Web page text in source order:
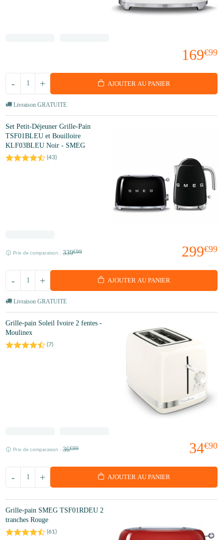
169€99
+
- AJOUTER AU PANIER
Livraison GRATUITE
Set Petit-Déjeuner Grille-Pain
TSF01BLEU et Bouilloire
KLF03BLEU Noir - SMEG
(43)
299€99
Prix de comparaison : 339€99
+
- AJOUTER AU PANIER
Livraison GRATUITE
Grille-pain Soleil Ivoire 2 fentes -
Moulinex
(7)
34€90
Prix de comparaison : 36€99
+
- AJOUTER AU PANIER
Grille-pain SMEG TSF01RDEU 2
tranches Rouge
(61)